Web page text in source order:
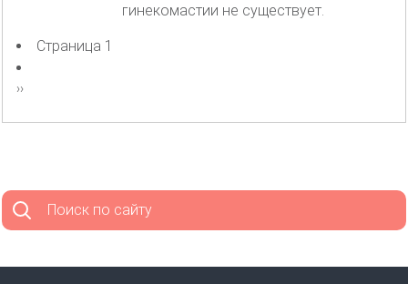
гинекомастии не существует.
Нумерация
страниц
Страница 1
Следующая
››
Поиск по сайту